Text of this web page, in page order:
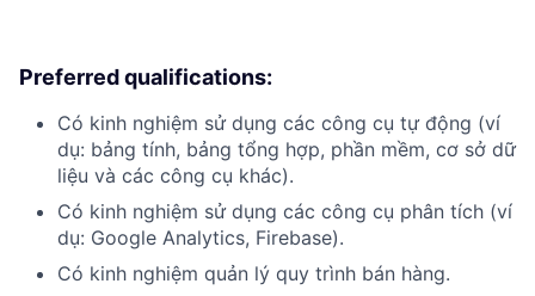
Preferred qualifications:
Có kinh nghiệm sử dụng các công cụ tự động (ví
dụ: bảng tính, bảng tổng hợp, phần mềm, cơ sở dữ
liệu và các công cụ khác).
Có kinh nghiệm sử dụng các công cụ phân tích (ví
dụ: Google Analytics, Firebase).
Có kinh nghiệm quản lý quy trình bán hàng.